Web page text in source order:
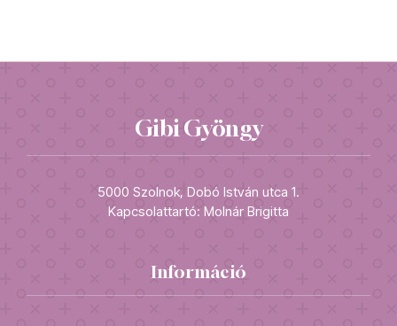
Gibi Gyöngy
5000 Szolnok, Dobó István utca 1.
Kapcsolattartó: Molnár Brigitta
Információ